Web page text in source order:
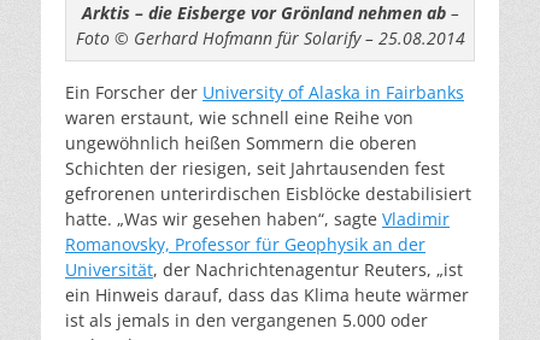
Arktis – die Eisberge vor Grönland nehmen ab–
Foto © Gerhard Hofmann für Solarify – 25.08.2014
Ein Forscher der University of Alaska in Fairbanks
waren erstaunt, wie schnell eine Reihe von
ungewöhnlich heißen Sommern die oberen
Schichten der riesigen, seit Jahrtausenden fest
gefrorenen unterirdischen Eisblöcke destabilisiert
hatte. „Was wir gesehen haben“, sagte Vladimir
Romanovsky, Professor für Geophysik an der
Universität, der Nachrichtenagentur Reuters, „ist
ein Hinweis darauf, dass das Klima heute wärmer
ist als jemals in den vergangenen 5.000 oder